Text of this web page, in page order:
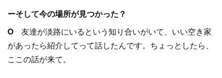
ーそして今の場所が見つかった？
O 友達が淡路にいるという知り合いがいて、いい空き家
があったら紹介してって話したんです。ちょっとしたら、
ここの話が来て。